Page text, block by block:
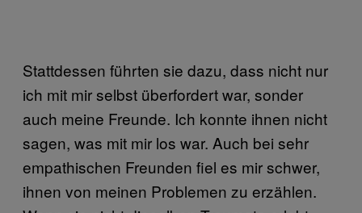
Stattdessen führten sie dazu, dass nicht nur
ich mit mir selbst überfordert war, sonder
auch meine Freunde. Ich konnte ihnen nicht
sagen, was mit mir los war. Auch bei sehr
empathischen Freunden fiel es mir schwer,
ihnen von meinen Problemen zu erzählen.